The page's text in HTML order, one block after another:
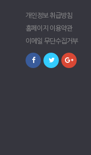
개인정보 취급방침
홈페이지 이용약관
이메일 무단수집거부